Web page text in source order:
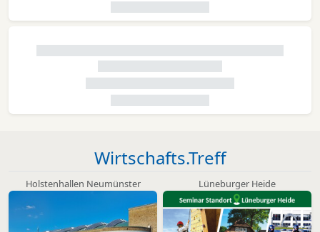
Wirtschafts.Treff
Holstenhallen Neumünster Lüneburger Heide